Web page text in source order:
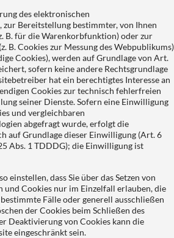
des elektronischen
Bereitstellung bestimmter, von Ihnen
B. für die Warenkorbfunktion) oder zur
B. Cookies zur Messung des Webpublikums)
Cookies), werden auf Grundlage von Art.
sofern keine andere Rechtsgrundlage
hat ein berechtigtes Interesse an
Cookies zur technisch fehlerfreien
seiner Dienste. Sofern eine Einwilligung
und vergleichbaren
abgefragt wurde, erfolgt die
auf Grundlage dieser Einwilligung (Art. 6
Abs. 1 TDDDG); die Einwilligung ist
einstellen, dass Sie über das Setzen von
Cookies nur im Einzelfall erlauben, die
Fälle oder generell ausschließen
der Cookies beim Schließen des
Deaktivierung von Cookies kann die
eingeschränkt sein.